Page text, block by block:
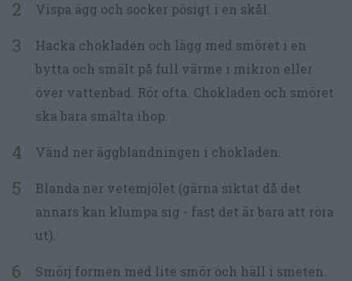
Vispa ägg och socker pösigt i en skål.
Hacka chokladen och lägg med smöret i en
bytta och smält på full värme i mikron eller
över vattenbad. Rör ofta. Chokladen och smöret
ska bara smälta ihop.
Vänd ner äggblandningen i chokladen.
Blanda ner vetemjölet (gärna siktat då det
annars kan klumpa sig - fast det är bara att röra
ut).
Smörj formen med lite smör och häll i smeten.